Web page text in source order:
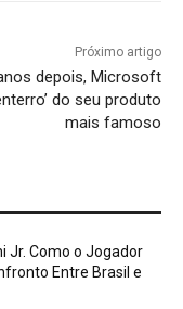
Próximo artigo
depois, Microsoft
do seu produto
mais famoso
Jr. Como o Jogador
Entre Brasil e